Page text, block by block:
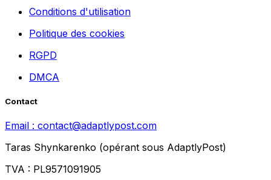
Conditions d'utilisation
Politique des cookies
RGPD
DMCA
Contact
Email : contact@adaptlypost.com
Taras Shynkarenko (opérant sous AdaptlyPost)
TVA : PL9571091905